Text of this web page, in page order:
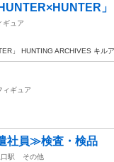
ギュア
」 HUNTING ARCHIVES キル
ィギュア
社員≫検査・検品
駅 その他